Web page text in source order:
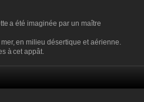
a été imaginée par un maître
en milieu désertique et aérienne.
à cet appât.